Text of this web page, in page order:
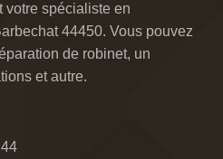
votre spécialiste en
44450. Vous pouvez
de robinet, un
et autre.